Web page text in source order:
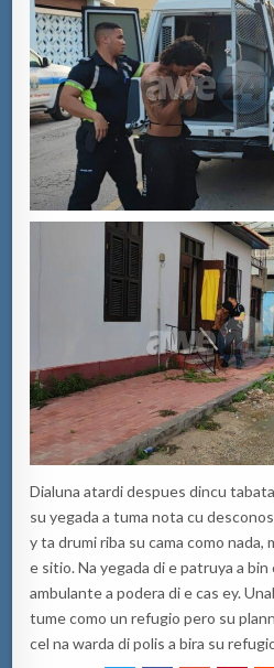
Dialuna atardi despues dincu
su yegada a tuma nota cu
y ta drumi riba su cama como nada,
e sitio. Na yegada di e patruya a
ambulante a podera di e cas ey.
tume como un refugio pero su
cel na warda di polis a bira su